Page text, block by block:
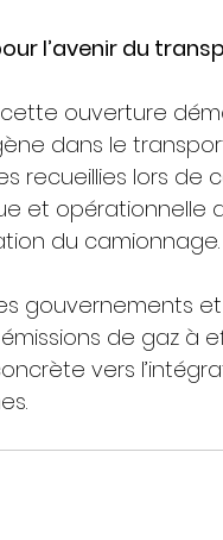
l’avenir du
cette ouverture
dans le
recueillies lors de
et opérationnelle
du camionnage.
gouvernements
de gaz à
vers